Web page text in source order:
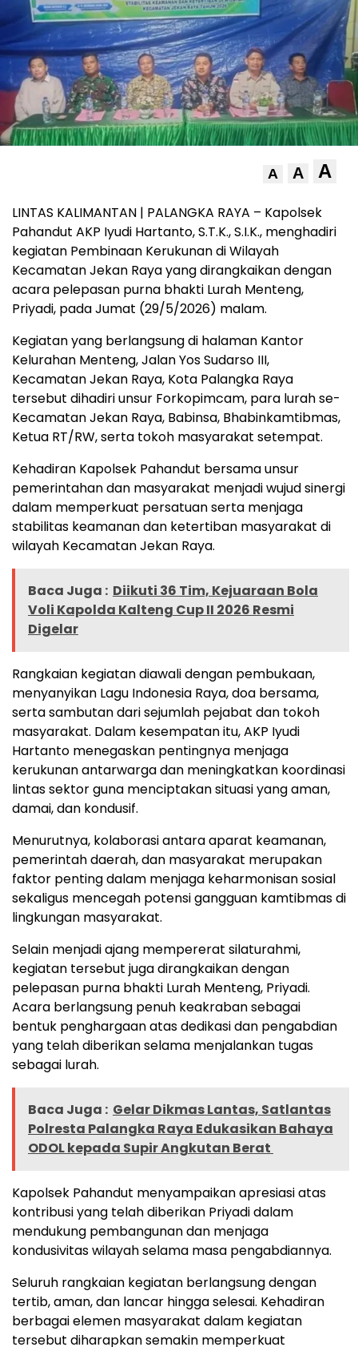
A A A
LINTAS KALIMANTAN | PALANGKA RAYA – Kapolsek
Pahandut AKP Iyudi Hartanto, S.T.K., S.I.K., menghadiri
kegiatan Pembinaan Kerukunan di Wilayah
Kecamatan Jekan Raya yang dirangkaikan dengan
acara pelepasan purna bhakti Lurah Menteng,
Priyadi, pada Jumat (29/5/2026) malam.
Kegiatan yang berlangsung di halaman Kantor
Kelurahan Menteng, Jalan Yos Sudarso III,
Kecamatan Jekan Raya, Kota Palangka Raya
tersebut dihadiri unsur Forkopimcam, para lurah se-
Kecamatan Jekan Raya, Babinsa, Bhabinkamtibmas,
Ketua RT/RW, serta tokoh masyarakat setempat.
Kehadiran Kapolsek Pahandut bersama unsur
pemerintahan dan masyarakat menjadi wujud sinergi
dalam memperkuat persatuan serta menjaga
stabilitas keamanan dan ketertiban masyarakat di
wilayah Kecamatan Jekan Raya.
Baca Juga : Diikuti 36 Tim, Kejuaraan Bola
Voli Kapolda Kalteng Cup II 2026 Resmi
Digelar
Rangkaian kegiatan diawali dengan pembukaan,
menyanyikan Lagu Indonesia Raya, doa bersama,
serta sambutan dari sejumlah pejabat dan tokoh
masyarakat. Dalam kesempatan itu, AKP Iyudi
Hartanto menegaskan pentingnya menjaga
kerukunan antarwarga dan meningkatkan koordinasi
lintas sektor guna menciptakan situasi yang aman,
damai, dan kondusif.
Menurutnya, kolaborasi antara aparat keamanan,
pemerintah daerah, dan masyarakat merupakan
faktor penting dalam menjaga keharmonisan sosial
sekaligus mencegah potensi gangguan kamtibmas di
lingkungan masyarakat.
Selain menjadi ajang mempererat silaturahmi,
kegiatan tersebut juga dirangkaikan dengan
pelepasan purna bhakti Lurah Menteng, Priyadi.
Acara berlangsung penuh keakraban sebagai
bentuk penghargaan atas dedikasi dan pengabdian
yang telah diberikan selama menjalankan tugas
sebagai lurah.
Baca Juga : Gelar Dikmas Lantas, Satlantas
Polresta Palangka Raya Edukasikan Bahaya
ODOL kepada Supir Angkutan Berat
Kapolsek Pahandut menyampaikan apresiasi atas
kontribusi yang telah diberikan Priyadi dalam
mendukung pembangunan dan menjaga
kondusivitas wilayah selama masa pengabdiannya.
Seluruh rangkaian kegiatan berlangsung dengan
tertib, aman, dan lancar hingga selesai. Kehadiran
berbagai elemen masyarakat dalam kegiatan
tersebut diharapkan semakin memperkuat